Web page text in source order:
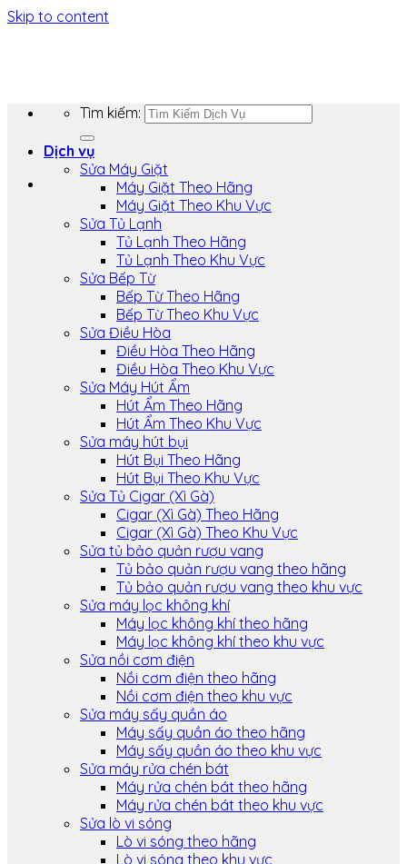
Skip to content
Tìm kiếm:
Dịch vụ
Sửa Máy Giặt
Máy Giặt Theo Hãng
Máy Giặt Theo Khu Vực
Sửa Tủ Lạnh
Tủ Lạnh Theo Hãng
Tủ Lạnh Theo Khu Vực
Sửa Bếp Từ
Bếp Từ Theo Hãng
Bếp Từ Theo Khu Vực
Sửa Điều Hòa
Điều Hòa Theo Hãng
Điều Hòa Theo Khu Vực
Sửa Máy Hút Ẩm
Hút Ẩm Theo Hãng
Hút Ẩm Theo Khu Vực
Sửa máy hút bụi
Hút Bụi Theo Hãng
Hút Bụi Theo Khu Vực
Sửa Tủ Cigar (Xì Gà)
Cigar (Xì Gà) Theo Hãng
Cigar (Xì Gà) Theo Khu Vực
Sửa tủ bảo quản rượu vang
Tủ bảo quản rượu vang theo hãng
Tủ bảo quản rượu vang theo khu vực
Sửa máy lọc không khí
Máy lọc không khí theo hãng
Máy lọc không khí theo khu vực
Sửa nồi cơm điện
Nồi cơm điện theo hãng
Nồi cơm điện theo khu vực
Sửa máy sấy quần áo
Máy sấy quần áo theo hãng
Máy sấy quần áo theo khu vực
Sửa máy rửa chén bát
Máy rửa chén bát theo hãng
Máy rửa chén bát theo khu vực
Sửa lò vi sóng
Lò vi sóng theo hãng
Lò vi sóng theo khu vực